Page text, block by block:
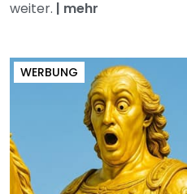
weiter. | mehr
WERBUNG